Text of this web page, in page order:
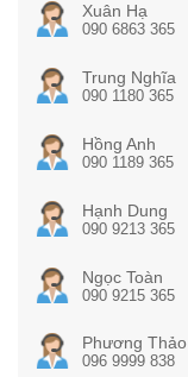
Xuân Hạ
090 6863 365
Trung Nghĩa
090 1180 365
Hồng Anh
090 1189 365
Hạnh Dung
090 9213 365
Ngọc Toàn
090 9215 365
Phương Thảo
096 9999 838